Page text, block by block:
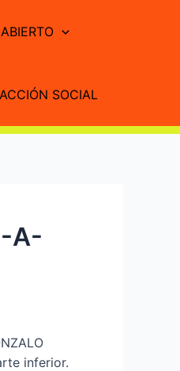
SOCIAL
A-
inferior.